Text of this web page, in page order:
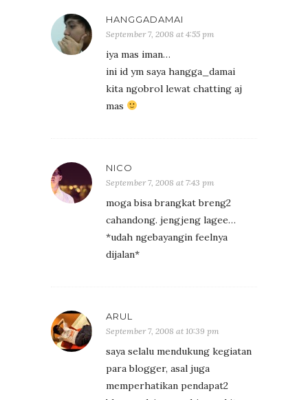
HANGGADAMAI
September 7, 2008 at 4:55 pm
iya mas iman…
ini id ym saya hangga_damai
kita ngobrol lewat chatting aj
mas
NICO
September 7, 2008 at 7:43 pm
moga bisa brangkat breng2
cahandong. jengjeng lagee…
*udah ngebayangin feelnya
dijalan*
ARUL
September 7, 2008 at 10:39 pm
saya selalu mendukung kegiatan
para blogger, asal juga
memperhatikan pendapat2